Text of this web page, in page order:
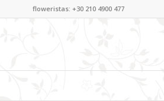
floweristas: +30 210 4900 477